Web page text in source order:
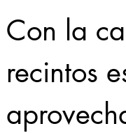
Con la
recintos